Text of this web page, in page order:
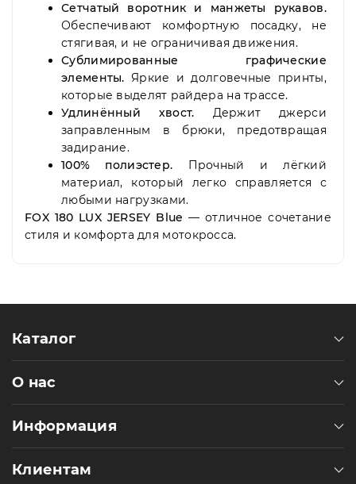
Сетчатый воротник и манжеты рукавов.
Обеспечивают комфортную посадку, не
стягивая, и не ограничивая движения.
Сублимированные графические
элементы. Яркие и долговечные принты,
которые выделят райдера на трассе.
Удлинённый хвост. Держит джерси
заправленным в брюки, предотвращая
задирание.
100% полиэстер. Прочный и лёгкий
материал, который легко справляется с
любыми нагрузками.
FOX 180 LUX JERSEY Blue — отличное сочетание
стиля и комфорта для мотокросса.
Каталог
О нас
Информация
Клиентам